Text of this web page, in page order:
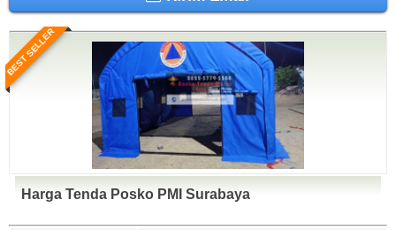
BEST SELLER
Harga Tenda Posko PMI Surabaya